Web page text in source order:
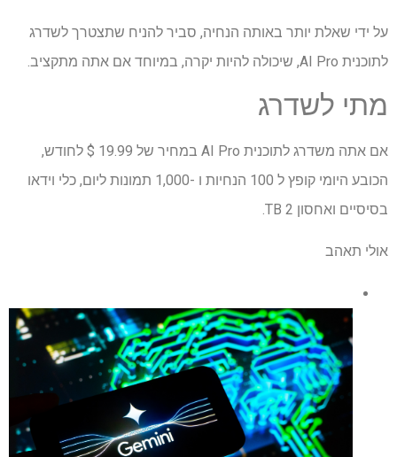
על ידי שאלת יותר באותה הנחיה, סביר להניח שתצטרך לשדרג
לתוכנית AI Pro, שיכולה להיות יקרה, במיוחד אם אתה מתקציב.
מתי לשדרג
אם אתה משדרג לתוכנית AI Pro במחיר של 19.99 $ לחודש,
הכובע היומי קופץ ל 100 הנחיות ו -1,000 תמונות ליום, כלי וידאו
בסיסיים ואחסון 2 TB.
אולי תאהב